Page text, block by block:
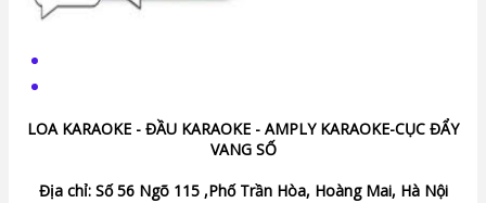
LOA KARAOKE - ĐẦU KARAOKE - AMPLY KARAOKE-CỤC ĐẨY
VANG SỐ
Địa chỉ: Số 56 Ngõ 115 ,Phố Trần Hòa, Hoàng Mai, Hà Nội